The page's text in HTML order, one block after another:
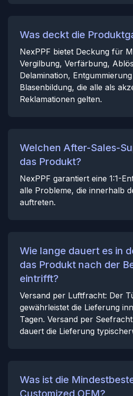
Was deckt die
NexPPF bietet Deckung für
Vergilbung, Verfärbung,
Delamination,
Blasenbildung, die alle als
Reklamationen gelten.
Welchen After-Sales-
das Produkt?
NexPPF garantiert eine 1:1-
alle Probleme, die innerhalb
auftreten.
Wie lange dauert es in
das Produkt nach der
eintrifft?
Versand per Luftfracht: Der
gewährleistet die Lieferung
Tagen. Versand per
dauert die Lieferung
Was ist die
Customized OEM?